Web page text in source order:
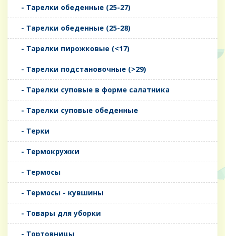
- Тарелки обеденные (25-27)
- Тарелки обеденные (25-28)
- Тарелки пирожковые (<17)
- Тарелки подстановочные (>29)
- Тарелки суповые в форме салатника
- Тарелки суповые обеденные
- Терки
- Термокружки
- Термосы
- Термосы - кувшины
- Товары для уборки
- Тортовницы